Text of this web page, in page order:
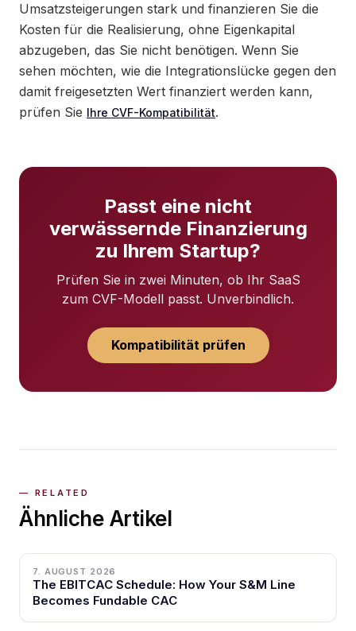
Umsatzsteigerungen stark und finanzieren Sie die
Kosten für die Realisierung, ohne Eigenkapital
abzugeben, das Sie nicht benötigen. Wenn Sie
sehen möchten, wie die Integrationslücke gegen den
damit freigesetzten Wert finanziert werden kann,
prüfen Sie Ihre CVF-Kompatibilität.
Passt eine nicht
verwässernde Finanzierung
zu Ihrem Startup?
Prüfen Sie in zwei Minuten, ob Ihr SaaS
zum CVF-Modell passt. Unverbindlich.
Kompatibilität prüfen
Ähnliche Artikel
7. AUGUST 2026
The EBITCAC Schedule: How Your S&M Line
Becomes Fundable CAC